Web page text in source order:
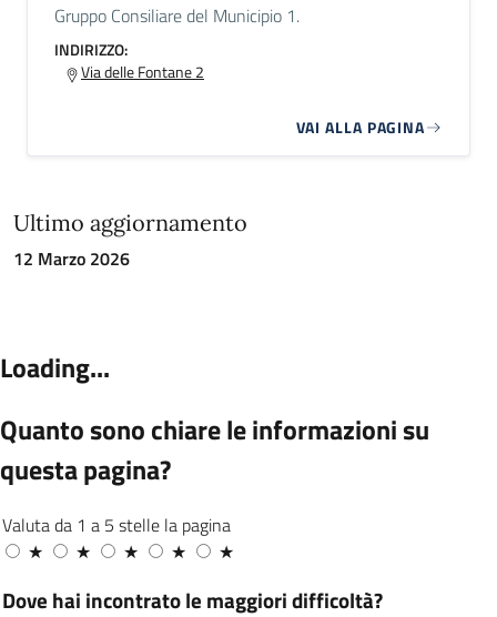
Gruppo Consiliare del Municipio 1.
INDIRIZZO:
Via delle Fontane 2
VAI ALLA PAGINA
Ultimo aggiornamento
12 Marzo 2026